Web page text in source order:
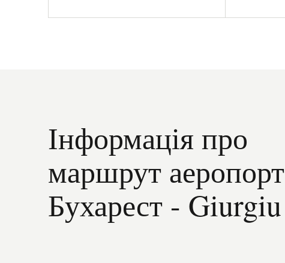
Інформація про
маршрут аеропорт
Бухарест - Giurgiu